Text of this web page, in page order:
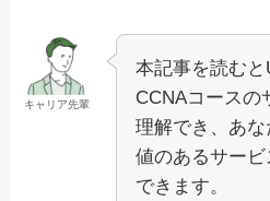
キャリア先輩
本記事を読む
CCNAコースの
理解でき、あ
値のあるサー
できます。